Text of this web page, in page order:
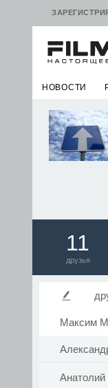
НОВОСТИ
11
друзья
Максим